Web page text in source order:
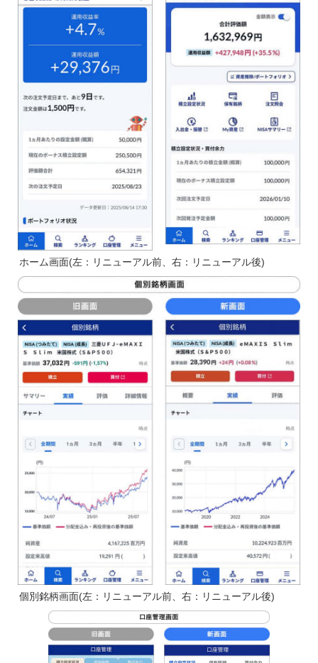
ホーム画面(左：リニューアル前、右：リニューアル後)
個別銘柄画面(左：リニューアル前、右：リニューアル後)